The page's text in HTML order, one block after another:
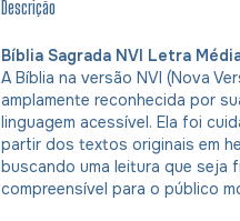
Descrição
Bíblia Sagrada NVI Letra
A Bíblia na versão NVI (Nova
amplamente reconhecida por
linguagem acessível. Ela foi
partir dos textos originais em
buscando uma leitura que seja
compreensível para o público